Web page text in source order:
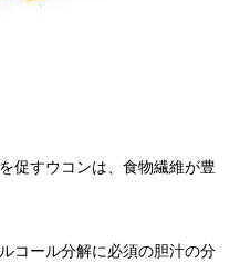
促すウコンは、食物繊維が豊
コール分解に必須の胆汁の分